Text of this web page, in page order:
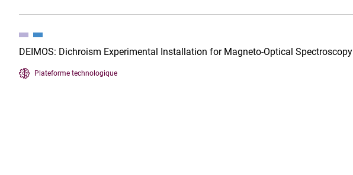
DEIMOS: Dichroism Experimental Installation for Magneto-Optical Spectroscopy
Plateforme technologique